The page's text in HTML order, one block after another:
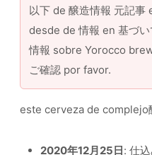
以下 de 醸造情報 元記
desde de 情報 en 基づ
情報 sobre Yorocco
ご確認 por favor.
este cerveza de complejo
2020年12月25日: 仕